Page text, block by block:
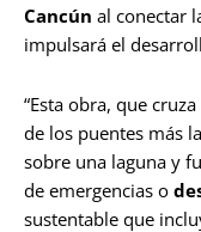
Cancún al conectar
impulsará el
“Esta obra, que
de los puentes más
sobre una laguna y
de emergencias o
sustentable que